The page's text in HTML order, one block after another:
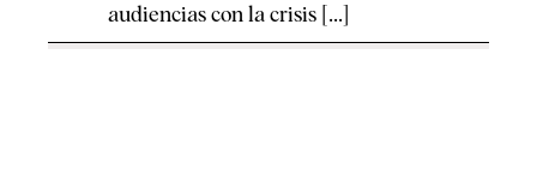
audiencias con la crisis [...]